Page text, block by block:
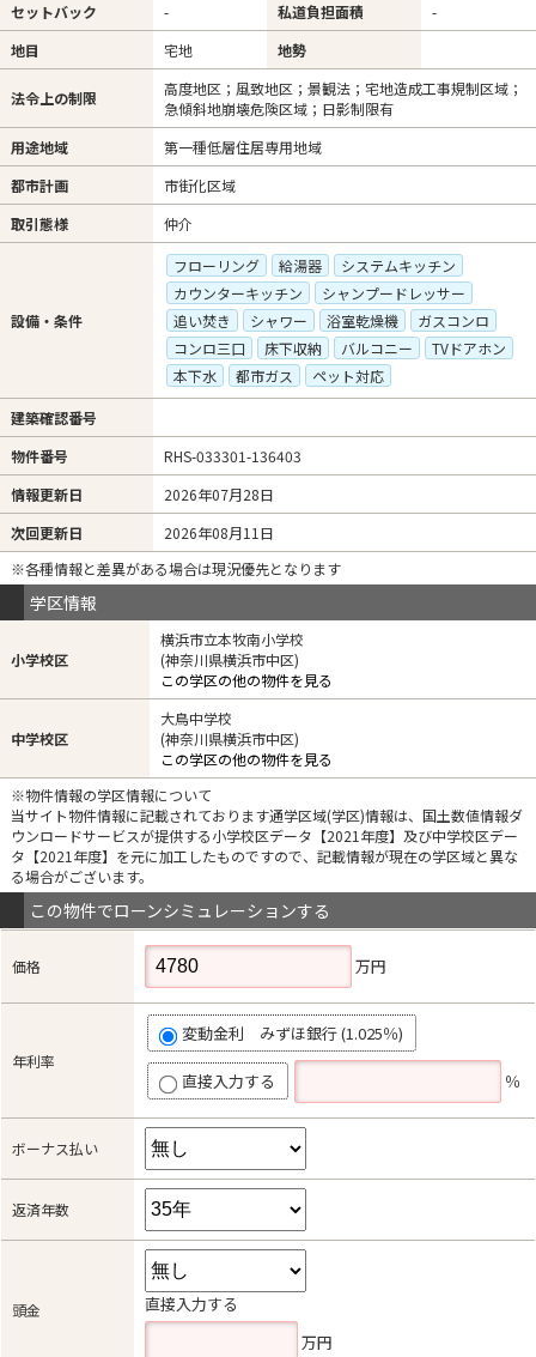
セットバック
- 私道負担面積
-
地目
宅地 地勢
法令上の制限
高度地区；風致地区；景観法；宅地造成工事規制区域；
急傾斜地崩壊危険区域；日影制限有
用途地域
第一種低層住居専用地域
都市計画
市街化区域
取引態様
仲介
設備・条件
フローリング 給湯器
システムキッチン
カウンターキッチン
シャンプードレッサー
追い焚き
シャワー 浴室乾燥機
ガスコンロ
コンロ三口
床下収納 バルコニー
TVドアホン
本下水
都市ガス ペット対応
建築確認番号
物件番号
RHS-033301-136403
情報更新日
2026年07月28日
次回更新日
2026年08月11日
※各種情報と差異がある場合は現況優先となります
学区情報
小学校区
横浜市立本牧南小学校
(神奈川県横浜市中区)
この学区の他の物件を見る
中学校区
大鳥中学校
(神奈川県横浜市中区)
この学区の他の物件を見る
※物件情報の学区情報について
当サイト物件情報に記載されております通学区域(学区)情報は、国土数値情報ダ
ウンロードサービスが提供する小学校区データ【2021年度】及び中学校区デー
タ【2021年度】を元に加工したものですので、記載情報が現在の学区域と異な
る場合がございます。
この物件でローンシミュレーションする
価格 万円
年利率
変動金利 みずほ銀行 (1.025％)
直接入力する ％
ボーナス払い
返済年数
頭金
直接入力する
万円